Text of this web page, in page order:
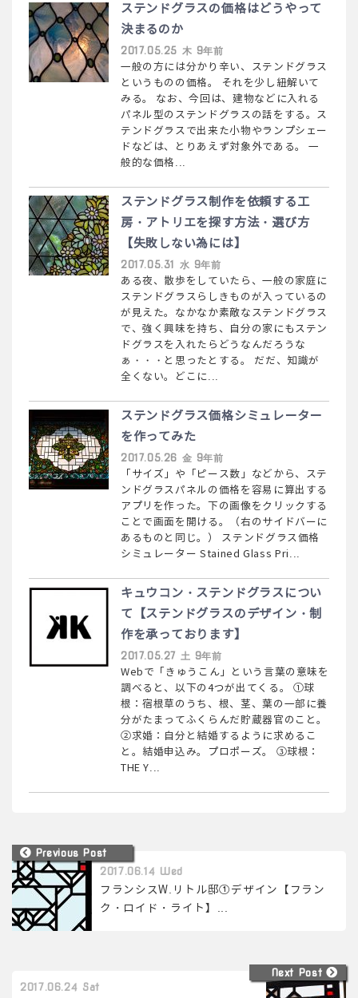
ステンドグラスの価格はどうやって
決まるのか
2017.05.25 木 9年前
一般の方には分かり辛い、ステンドグラス
というものの価格。 それを少し紐解いて
みる。 なお、今回は、建物などに入れる
パネル型のステンドグラスの話をする。ス
テンドグラスで出来た小物やランプシェー
ドなどは、とりあえず対象外である。 一
般的な価格...
ステンドグラス制作を依頼する工
房・アトリエを探す方法・選び方
【失敗しない為には】
2017.05.31 水 9年前
ある夜、散歩をしていたら、一般の家庭に
ステンドグラスらしきものが入っているの
が見えた。なかなか素敵なステンドグラス
で、強く興味を持ち、自分の家にもステン
ドグラスを入れたらどうなんだろうな
ぁ・・・と思ったとする。 だだ、知識が
全くない。どこに...
ステンドグラス価格シミュレーター
を作ってみた
2017.05.26 金 9年前
「サイズ」や「ピース数」などから、ステ
ンドグラスパネルの価格を容易に算出する
アプリを作った。下の画像をクリックする
ことで画面を開ける。（右のサイドバーに
あるものと同じ。） ステンドグラス価格
シミュレーター Stained Glass Pri...
キュウコン・ステンドグラスについ
て【ステンドグラスのデザイン・制
作を承っております】
2017.05.27 土 9年前
Webで「きゅうこん」という言葉の意味を
調べると、以下の4つが出てくる。 ①球
根：宿根草のうち、根、茎、葉の一部に養
分がたまってふくらんだ貯蔵器官のこと。
②求婚：自分と結婚するように求めるこ
と。結婚申込み。プロポーズ。 ③球根：
THE Y...
Previous Post
2017.06.14 Wed
フランシスW.リトル邸①デザイン【フラン
ク・ロイド・ライト】...
Next Post
2017.06.24 Sat